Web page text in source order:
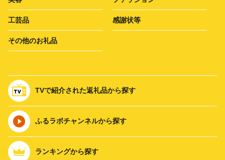
工芸品 感謝状等
その他のお礼品
TVで紹介された返礼品から探す
ふるラボチャンネルから探す
ランキングから探す